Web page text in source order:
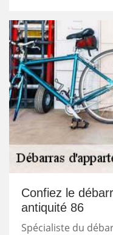
Confiez le
antiquité 86
Spécialiste du